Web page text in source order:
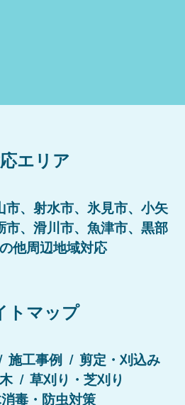
エリア
市、射水市、氷見市、小矢
市、滑川市、魚津市、黒部
他周辺地域対応
トマップ
施工事例
剪定・刈込み
草刈り・芝刈り
毒・防虫対策